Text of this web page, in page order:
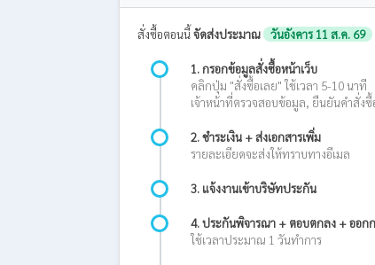
สั่งซื้อตอนนี้จัดส่งประมาณ วันอังคาร 11 ส.ค. 69
1. กรอกข้อมูลสั่งซื้อหน้าเว็บ
คลิกปุ่ม "สั่งซื้อเลย" ใช้เวลา 5-10 นาที
เจ้าหน้าที่ตรวจสอบข้อมูล, ยืนยันคำสั่ง
2. ชำระเงิน + ส่งเอกสารเพิ่ม
รายละเอียดจะส่งให้ทราบทางอีเมล
3. แจ้งงานเข้าบริษัทประกัน
4. ประกันพิจารณา + ตอบตกลง + ออก
ใช้เวลาประมาณ 1 วันทำการ